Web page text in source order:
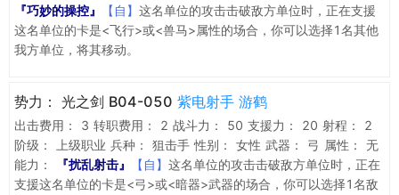
『巧妙的操控』
【自】 这名单位的攻击击破敌方单位时，正在支援
这名单位的卡是<飞行>或<兽马>属性的场合，你可以选择1名其他
我方单位，将其移动。
势力： 光之剑 B04-050 紫电射手 游鹤
出击费用： 3 转职费用： 2 战斗力： 50 支援力： 20 射程：
2
阶级：
上级职业 兵种： 狙击手 性别： 女性 武器： 弓 属性：
无
能力：
『扰乱射击』 【自】 这名单位的攻击击破敌方单位时，正在
支援这名单位的卡是<弓>或<暗器>武器的场合，你可以选择1名敌